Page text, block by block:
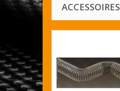
ACCESSOIRES